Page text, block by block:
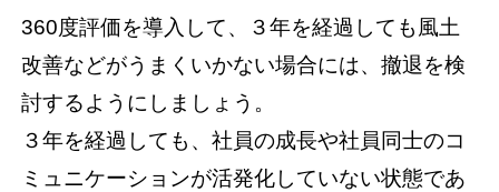
360度評価を導入して、３年を経過しても風土
改善などがうまくいかない場合には、撤退を検
討するようにしましょう。
３年を経過しても、社員の成長や社員同士のコ
ミュニケーションが活発化していない状態であ